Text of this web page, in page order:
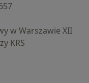
w Warszawie XII
KRS